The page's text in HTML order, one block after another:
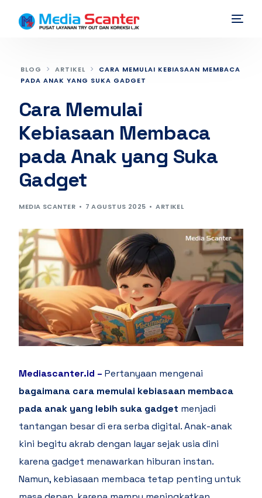
BLOG ARTIKEL
CARA MEMULAI KEBIASAAN MEMBACA
PADA ANAK YANG SUKA GADGET
Cara Memulai
Kebiasaan Membaca
pada Anak yang Suka
Gadget
MEDIA SCANTER 7 AGUSTUS 2025 ARTIKEL
Mediascanter.id – Pertanyaan mengenai
bagaimana cara memulai kebiasaan membaca
pada anak yang lebih suka gadget menjadi
tantangan besar di era serba digital. Anak-anak
kini begitu akrab dengan layar sejak usia dini
karena gadget menawarkan hiburan instan.
Namun, kebiasaan membaca tetap penting untuk